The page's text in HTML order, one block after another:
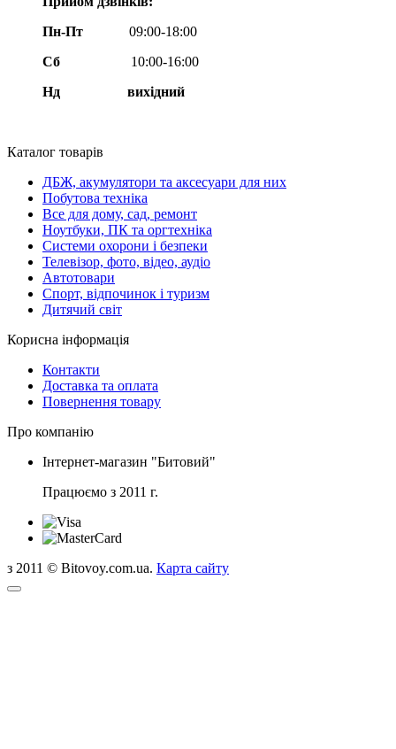
Пн-Пт
09:00-18:00
Сб
10:00-16:00
Нд вихідний
Каталог товарів
ДБЖ, акумулятори та аксесуари для них
Побутова техніка
Все для дому, сад, ремонт
Ноутбуки, ПК та оргтехніка
Системи охорони і безпеки
Телевізор, фото, відео, аудіо
Автотовари
Спорт, відпочинок і туризм
Дитячий світ
Корисна інформація
Контакти
Доставка та оплата
Повернення товару
Про компанію
Інтернет-магазин "Битовий"
Працюємо з 2011 г.
з 2011 © Bitovoy.com.ua. Карта сайту